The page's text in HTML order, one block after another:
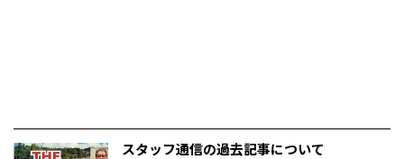
スタッフ通信の過去記事について